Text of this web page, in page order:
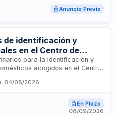
así como la organización y
de adopciones. El servicio
animal del municipio,
animales y facilitando su
responsable.
Anuncio Previo
de identificación y
en el Centro de
de
para la identificación y
acogidos en el Centro
(CAAD) de
procedimientos de
así como servicios de
y cartilla. El objeto se
04/08/2026
En Plazo
08/09/2026